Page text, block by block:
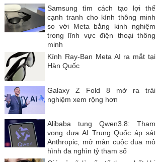
Samsung tìm cách tạo lợi thế
cạnh tranh cho kính thông minh
so với Meta bằng kinh nghiệm
trong lĩnh vực điện thoại thông
minh
Kính Ray-Ban Meta AI ra mắt tại
Hàn Quốc
Galaxy Z Fold 8 mở ra trải
nghiệm xem rộng hơn
Alibaba tung Qwen3.8: Tham
vọng đưa AI Trung Quốc áp sát
Anthropic, mở màn cuộc đua mô
hình đa nghìn tỷ tham số